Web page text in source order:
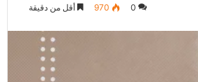
0
970 أقل من دقيقة